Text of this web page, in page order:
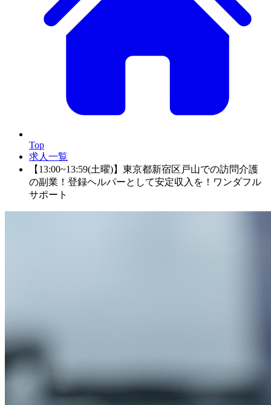
Top
求人一覧
【13:00~13:59(土曜)】東京都新宿区戸山での訪問介護
の副業！登録ヘルパーとして安定収入を！ワンダフル
サポート